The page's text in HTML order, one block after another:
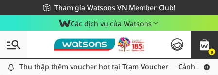
Tham gia Watsons VN Member Club!
Miễn phí giao hàng cho đơn hàng từ 249,000Đ
Giao hàng nhanh 24h - Áp dụng khu vực TP. Hồ Chí Minh
Các dịch vụ của Watsons
0
Thu thập thêm voucher hot tại Trạm Voucher
Thu thập thêm voucher hot tại Trạm Voucher Cảnh báo